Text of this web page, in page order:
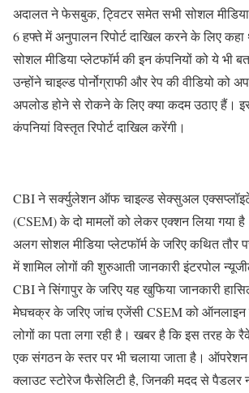
अदालत ने फेसबुक, ट्विटर समेत सभी सोशल मीडिया
6 हफ्ते में अनुपालन रिपोर्ट दाखिल करने के लिए कहा
सोशल मीडिया प्लेटफॉर्म की इन कंपनियों को ये भी
उन्होंने चाइल्ड पोर्नोग्राफी और रेप की वीडियो को
अपलोड होने से रोकने के लिए क्या कदम उठाए हैं।
कंपनियां विस्तृत रिपोर्ट दाखिल करेंगी।
CBI ने सर्क्युलेशन ऑफ चाइल्ड सेक्सुअल
(CSEM) के दो मामलों को लेकर एक्शन लिया गया
अलग सोशल मीडिया प्लेटफॉर्म के जरिए कथित
में शामिल लोगों की शुरुआती जानकारी इंटरपोल
CBI ने सिंगापुर के जरिए यह खुफिया जानकारी
मेघचक्र के जरिए जांच एजेंसी CSEM को ऑनलाइन
लोगों का पता लगा रही है। खबर है कि इस तरह के
एक संगठन के स्तर पर भी चलाया जाता है। ऑपरेशन
क्लाउट स्टोरेज फैसेलिटी है, जिनकी मदद से पैडलर